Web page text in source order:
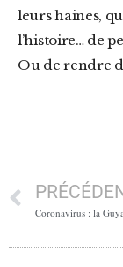
leurs haines,
l’histoire… de
Ou de rendre
Coronavirus : la